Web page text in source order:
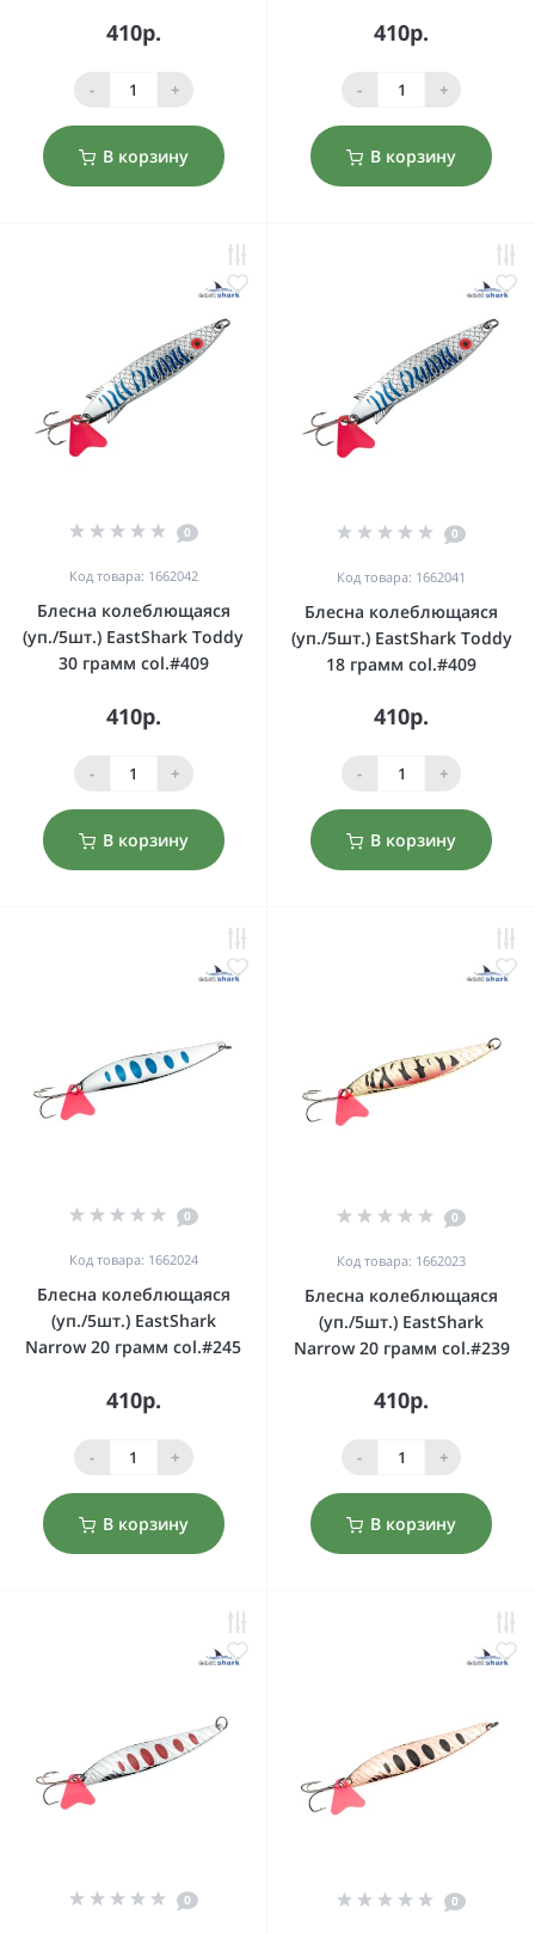
410р.
- +
В корзину
410р.
- +
В корзину
0
Код товара: 1662042
Блесна колеблющаяся
(уп./5шт.) EastShark Toddy
30 грамм col.#409
410р.
- +
В корзину
0
Код товара: 1662041
Блесна колеблющаяся
(уп./5шт.) EastShark Toddy
18 грамм col.#409
410р.
- +
В корзину
0
Код товара: 1662024
Блесна колеблющаяся
(уп./5шт.) EastShark
Narrow 20 грамм col.#245
410р.
- +
В корзину
0
Код товара: 1662023
Блесна колеблющаяся
(уп./5шт.) EastShark
Narrow 20 грамм col.#239
410р.
- +
В корзину
0 0